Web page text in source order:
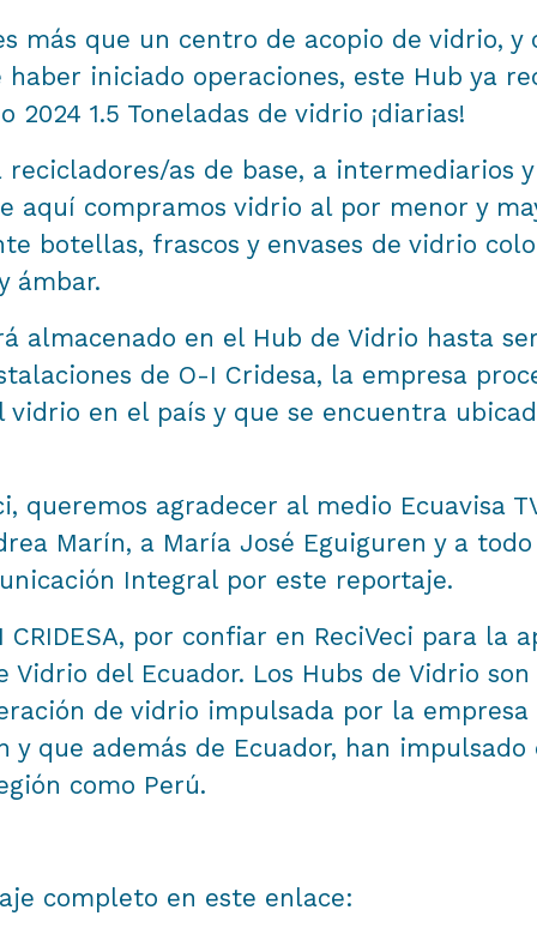
más que un centro de acopio de vidrio, y
haber iniciado operaciones, este Hub ya
2024 1.5 Toneladas de vidrio ¡diarias!
recicladores/as de base, a intermediarios
aquí compramos vidrio al por menor y
botellas, frascos y envases de vidrio
ámbar.
almacenado en el Hub de Vidrio hasta
de O-I Cridesa, la empresa
vidrio en el país y que se encuentra
queremos agradecer al medio Ecuavisa
Marín, a María José Eguiguren y a
Integral por este reportaje.
CRIDESA, por confiar en ReciVeci para la
Vidrio del Ecuador. Los Hubs de Vidrio
de vidrio impulsada por la empresa
y que además de Ecuador, han impulsado
como Perú.
completo en este enlace: